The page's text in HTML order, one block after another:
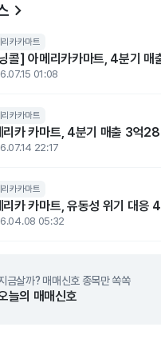
리카카마트
콜] 아메리카카마트, 4분기
01:08
리카카마트
리카 카마트, 4분기 매출 3억
22:17
리카카마트
리카 카마트, 유동성 위기 대응
05:32
금살까? 매매신호 종목만 쏙쏙
늘의 매매신호